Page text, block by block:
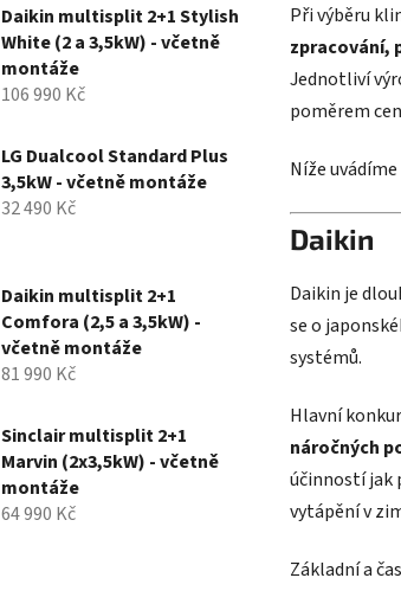
Daikin multisplit 2+1 Stylish
White (2 a 3,5kW) - včetně
montáže
106 990 Kč
LG Dualcool Standard Plus
3,5kW - včetně montáže
32 490 Kč
Daikin multisplit 2+1
Comfora (2,5 a 3,5kW) -
včetně montáže
81 990 Kč
Sinclair multisplit 2+1
Marvin (2x3,5kW) - včetně
montáže
64 990 Kč
Při výběru
zpracování,
Jednotliví
poměrem
Níže
Daikin
Daikin je
se o
systémů.
Hlavní
náročných
účinností jak
vytápění v
Základní a